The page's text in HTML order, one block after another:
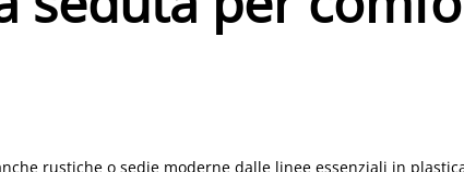
rustiche o sedie moderne dalle linee essenziali in